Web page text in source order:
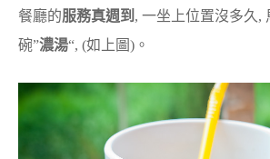
餐廳的服務真週到 , 一坐上位置沒多久,
碗”濃湯“, (如上圖)。